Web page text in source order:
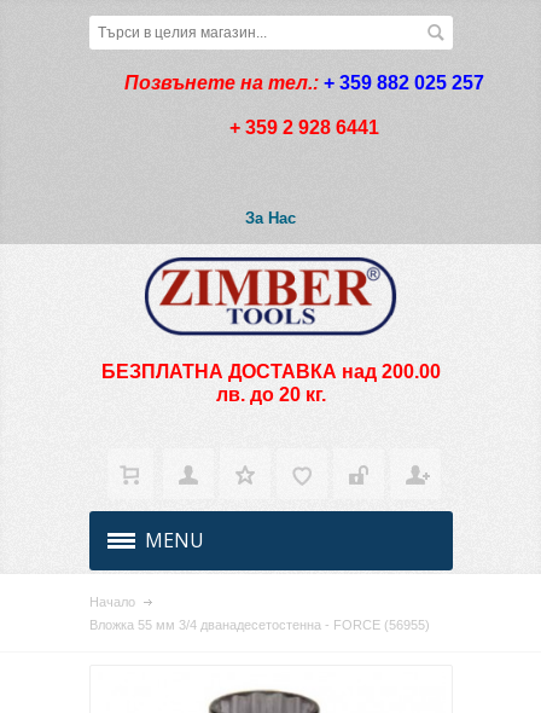
Позвънете на тел.: + 359 882 025 257
+ 359 2 928 6441
За Нас
БЕЗПЛАТНА ДОСТАВКА над 200.00
лв. до 20 кг.
MENU
Начало
Вложка 55 мм 3/4 дванадесетостенна - FORCE (56955)